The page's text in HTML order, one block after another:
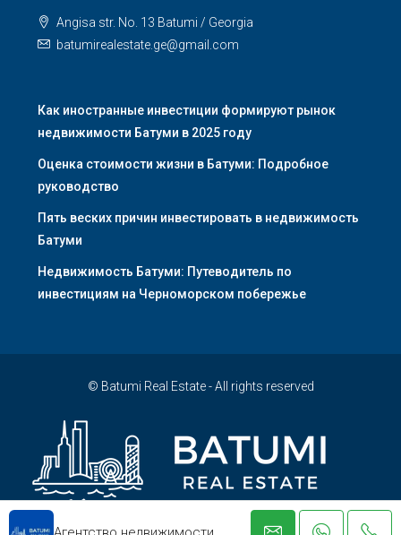
Angisa str. No. 13 Batumi / Georgia
batumirealestate.ge@gmail.com
Как иностранные инвестиции формируют рынок
недвижимости Батуми в 2025 году
Оценка стоимости жизни в Батуми: Подробное
руководство
Пять веских причин инвестировать в недвижимость
Батуми
Недвижимость Батуми: Путеводитель по
инвестициям на Черноморском побережье
© Batumi Real Estate - All rights reserved